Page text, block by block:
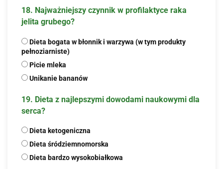
18. Najważniejszy czynnik w profilaktyce raka
jelita grubego?
Dieta bogata w błonnik i warzywa (w tym produkty
pełnoziarniste)
Picie mleka
Unikanie bananów
19. Dieta z najlepszymi dowodami naukowymi dla
serca?
Dieta ketogeniczna
Dieta śródziemnomorska
Dieta bardzo wysokobiałkowa